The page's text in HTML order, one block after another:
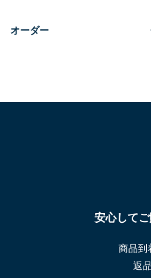
オーダー
安心して
商品到
返